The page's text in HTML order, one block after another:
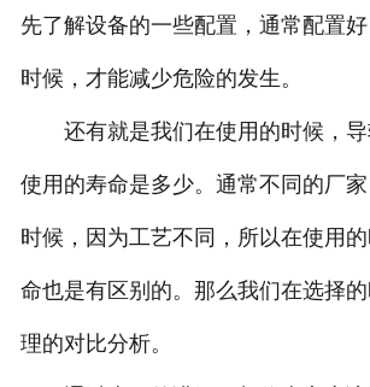
先了解设备的一些配置，通常配置
时候，才能减少危险的发生。
还有就是我们在使用的时候，导
使用的寿命是多少。通常不同的厂
时候，因为工艺不同，所以在使用
命也是有区别的。那么我们在选择
理的对比分析。